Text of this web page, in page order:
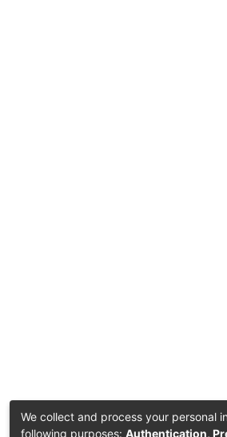
We collect and process your personal
following purposes: Authentication,